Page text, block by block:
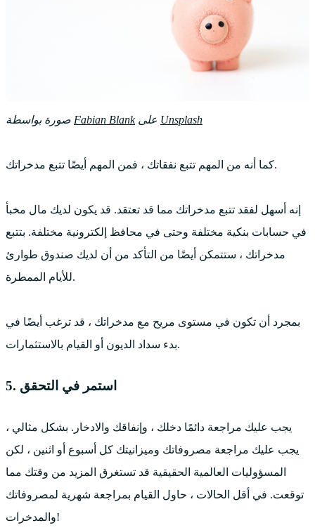
Fabian Blank Unsplash
كما أنه من المهم تتبع نفقاتك ، فمن المهم أيضًا تتبع مدخراتك.
إنه أسهل لفقد تتبع مدخراتك مما قد تعتقد. قد يكون لديك مال مخبأ
في حسابات بنكية مختلفة وحتى في محافظ إلكترونية مختلفة. بتتبع
مدخراتك ، ستتمكن أيضًا من التأكد من أن لديك صندوق طوارئ
للأيام الممطرة.
بمجرد أن تكون في مستوى مريح مع مدخراتك ، قد ترغب أيضًا في
بدء سداد الديون أو القيام بالاستثمارات.
5. استمر في التحقق
يجب عليك مراجعة دائمًا دخلك ، وإنفاقك والادخار. بشكل مثالي ،
يجب عليك مراجعة مصروفاتك وميزانيتك كل أسبوع أو اثنين ، لكن
المسؤوليات العالمية الحقيقية قد تستغرق المزيد من وقتك مما
توقعت. في أقل الحالات ، حاول القيام بمراجعة شهرية لمصروفاتك
والمدخرات!